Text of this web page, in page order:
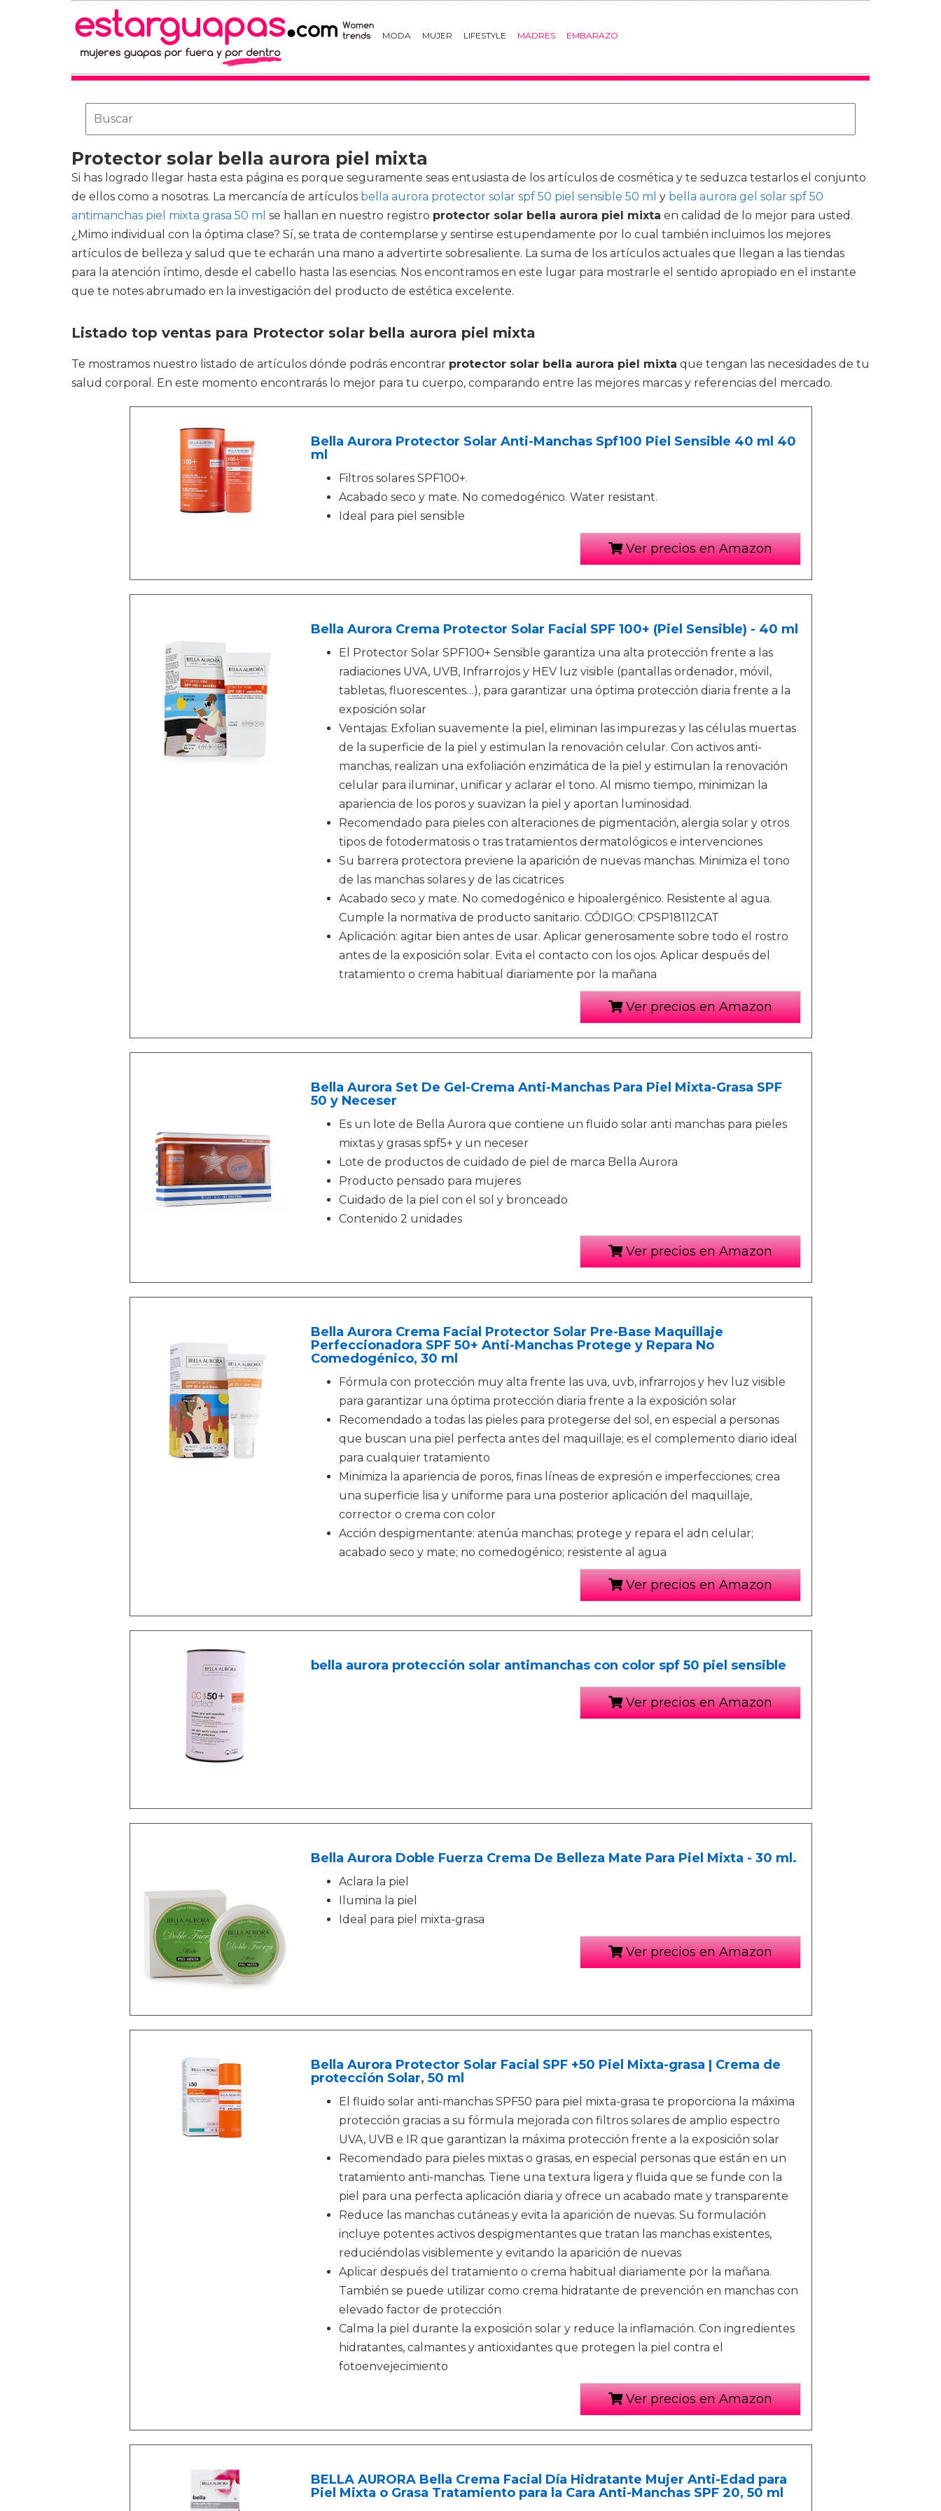
MODA MUJER LIFESTYLE MADRES EMBARAZO
Protector solar bella aurora piel mixta
Si has logrado llegar hasta esta página es porque seguramente seas entusiasta de los artículos de cosmética y te seduzca testarlos el conjunto
de ellos como a nosotras. La mercancía de artículos bella aurora protector solar spf 50 piel sensible 50 ml y bella aurora gel solar spf 50
antimanchas piel mixta grasa 50 ml se hallan en nuestro registro protector solar bella aurora piel mixta en calidad de lo mejor para usted.
¿Mimo individual con la óptima clase? Sí, se trata de contemplarse y sentirse estupendamente por lo cual también incluimos los mejores
artículos de belleza y salud que te echarán una mano a advertirte sobresaliente. La suma de los artículos actuales que llegan a las tiendas
para la atención íntimo, desde el cabello hasta las esencias. Nos encontramos en este lugar para mostrarle el sentido apropiado en el instante
que te notes abrumado en la investigación del producto de estética excelente.
Listado top ventas para Protector solar bella aurora piel mixta
Te mostramos nuestro listado de artículos dónde podrás encontrar protector solar bella aurora piel mixta que tengan las necesidades de tu
salud corporal. En este momento encontrarás lo mejor para tu cuerpo, comparando entre las mejores marcas y referencias del mercado.
Bella Aurora Protector Solar Anti-Manchas Spf100 Piel Sensible 40 ml 40
ml
Filtros solares SPF100+.
Acabado seco y mate. No comedogénico. Water resistant.
Ideal para piel sensible
Ver precios en Amazon
Bella Aurora Crema Protector Solar Facial SPF 100+ (Piel Sensible) - 40 ml
El Protector Solar SPF100+ Sensible garantiza una alta protección frente a las
radiaciones UVA, UVB, Infrarrojos y HEV luz visible (pantallas ordenador, móvil,
tabletas, fluorescentes…), para garantizar una óptima protección diaria frente a la
exposición solar
Ventajas: Exfolian suavemente la piel, eliminan las impurezas y las células muertas
de la superficie de la piel y estimulan la renovación celular. Con activos anti-
manchas, realizan una exfoliación enzimática de la piel y estimulan la renovación
celular para iluminar, unificar y aclarar el tono. Al mismo tiempo, minimizan la
apariencia de los poros y suavizan la piel y aportan luminosidad.
Recomendado para pieles con alteraciones de pigmentación, alergia solar y otros
tipos de fotodermatosis o tras tratamientos dermatológicos e intervenciones
Su barrera protectora previene la aparición de nuevas manchas. Minimiza el tono
de las manchas solares y de las cicatrices
Acabado seco y mate. No comedogénico e hipoalergénico. Resistente al agua.
Cumple la normativa de producto sanitario. CÓDIGO: CPSP18112CAT
Aplicación: agitar bien antes de usar. Aplicar generosamente sobre todo el rostro
antes de la exposición solar. Evita el contacto con los ojos. Aplicar después del
tratamiento o crema habitual diariamente por la mañana
Ver precios en Amazon
Bella Aurora Set De Gel-Crema Anti-Manchas Para Piel Mixta-Grasa SPF
50 y Neceser
Es un lote de Bella Aurora que contiene un fluido solar anti manchas para pieles
mixtas y grasas spf5+ y un neceser
Lote de productos de cuidado de piel de marca Bella Aurora
Producto pensado para mujeres
Cuidado de la piel con el sol y bronceado
Contenido 2 unidades
Ver precios en Amazon
Bella Aurora Crema Facial Protector Solar Pre-Base Maquillaje
Perfeccionadora SPF 50+ Anti-Manchas Protege y Repara No
Comedogénico, 30 ml
Fórmula con protección muy alta frente las uva, uvb, infrarrojos y hev luz visible
para garantizar una óptima protección diaria frente a la exposición solar
Recomendado a todas las pieles para protegerse del sol, en especial a personas
que buscan una piel perfecta antes del maquillaje; es el complemento diario ideal
para cualquier tratamiento
Minimiza la apariencia de poros, finas líneas de expresión e imperfecciones; crea
una superficie lisa y uniforme para una posterior aplicación del maquillaje,
corrector o crema con color
Acción despigmentante: atenúa manchas; protege y repara el adn celular;
acabado seco y mate; no comedogénico; resistente al agua
Ver precios en Amazon
bella aurora protección solar antimanchas con color spf 50 piel sensible
Ver precios en Amazon
Bella Aurora Doble Fuerza Crema De Belleza Mate Para Piel Mixta - 30 ml.
Aclara la piel
Ilumina la piel
Ideal para piel mixta-grasa
Ver precios en Amazon
Bella Aurora Protector Solar Facial SPF +50 Piel Mixta-grasa | Crema de
protección Solar, 50 ml
El fluido solar anti-manchas SPF50 para piel mixta-grasa te proporciona la máxima
protección gracias a su fórmula mejorada con filtros solares de amplio espectro
UVA, UVB e IR que garantizan la máxima protección frente a la exposición solar
Recomendado para pieles mixtas o grasas, en especial personas que están en un
tratamiento anti-manchas. Tiene una textura ligera y fluida que se funde con la
piel para una perfecta aplicación diaria y ofrece un acabado mate y transparente
Reduce las manchas cutáneas y evita la aparición de nuevas. Su formulación
incluye potentes activos despigmentantes que tratan las manchas existentes,
reduciéndolas visiblemente y evitando la aparición de nuevas
Aplicar después del tratamiento o crema habitual diariamente por la mañana.
También se puede utilizar como crema hidratante de prevención en manchas con
elevado factor de protección
Calma la piel durante la exposición solar y reduce la inflamación. Con ingredientes
hidratantes, calmantes y antioxidantes que protegen la piel contra el
fotoenvejecimiento
Ver precios en Amazon
BELLA AURORA Bella Crema Facial Día Hidratante Mujer Anti-Edad para
Piel Mixta o Grasa Tratamiento para la Cara Anti-Manchas SPF 20, 50 ml